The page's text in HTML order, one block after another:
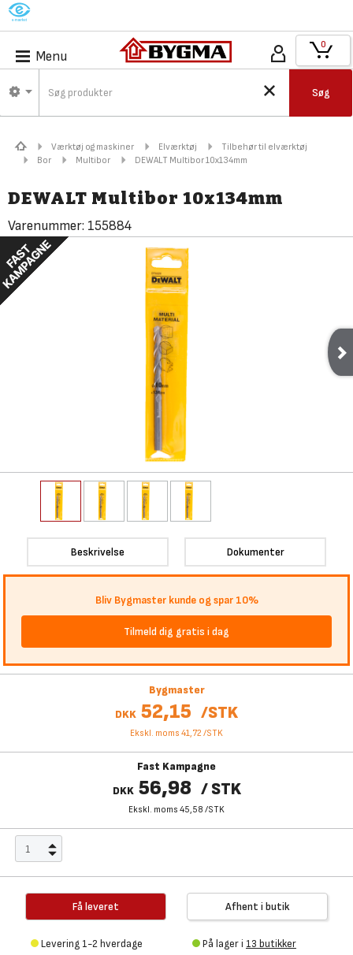
M
Menu
Søg
0
Værktøj og maskiner Elværktøj
Tilbehør til elværktøj
Bor
Multibor DEWALT Multibor 10x134mm
DEWALT Multibor 10x134mm
Varenummer: 155884
Beskrivelse Dokumenter
Bliv Bygmaster kunde og spar 10%
Tilmeld dig gratis i dag
Bygmaster
DKK 52,15 /STK
Ekskl. moms 41,72 /STK
Fast Kampagne
DKK 56,98 / STK
Ekskl. moms 45,58 /STK
Få leveret
Levering 1-2 hverdage
Afhent i butik
På lager i 13 butikker